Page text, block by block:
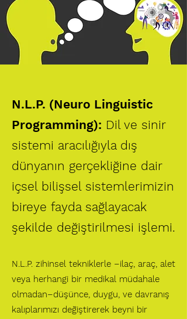
N.L.P. (Neuro Linguistic
Programming): Dil ve sinir
sistemi aracılığıyla dış
dünyanın gerçekliğine dair
içsel bilişsel sistemlerimizin
bireye fayda sağlayacak
şekilde değiştirilmesi işlemi.
N.L.P. zihinsel tekniklerle –ilaç, araç, alet
veya herhangi bir medikal müdahale
olmadan–düşünce, duygu, ve davranış
kalıplarımızı değiştirerek beyni bir